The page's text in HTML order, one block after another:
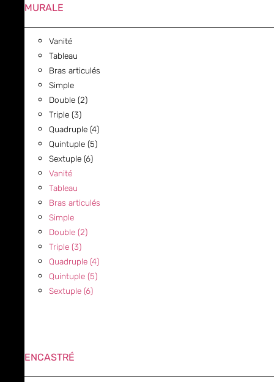
MURALE
Vanité
Tableau
Bras articulés
Simple
Double (2)
Triple (3)
Quadruple (4)
Quintuple (5)
Sextuple (6)
Vanité
Tableau
Bras articulés
Simple
Double (2)
Triple (3)
Quadruple (4)
Quintuple (5)
Sextuple (6)
ENCASTRÉ